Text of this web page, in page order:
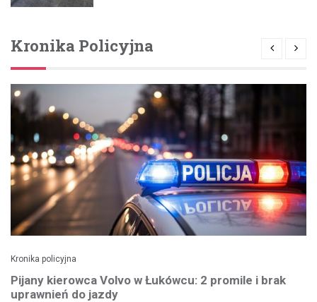
Kronika Policyjna
Kronika policyjna
Pijany kierowca Volvo w Łukówcu: 2 promile i brak
uprawnień do jazdy